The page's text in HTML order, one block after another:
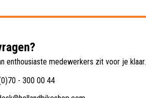
enthousiaste medewerkers zit voor je klaar.
- 300 00 44